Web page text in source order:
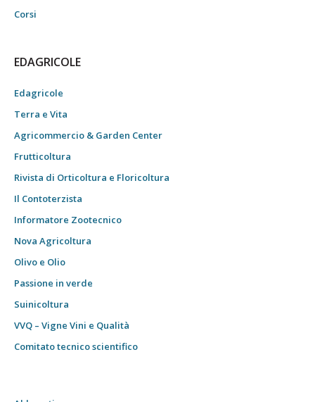
Corsi
EDAGRICOLE
Edagricole
Terra e Vita
Agricommercio & Garden Center
Frutticoltura
Rivista di Orticoltura e Floricoltura
Il Contoterzista
Informatore Zootecnico
Nova Agricoltura
Olivo e Olio
Passione in verde
Suinicoltura
VVQ – Vigne Vini e Qualità
Comitato tecnico scientifico